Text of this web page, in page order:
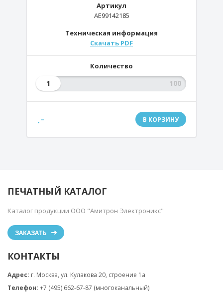
Артикул
AE99142185
Техническая информация
Скачать PDF
Количество
1
.- В КОРЗИНУ
ПЕЧАТНЫЙ КАТАЛОГ
Каталог продукции ООО "Амитрон Электроникс"
ЗАКАЗАТЬ
КОНТАКТЫ
Адрес: г. Москва, ул. Кулакова 20, строение 1a
Телефон: +7 (495) 662-67-87 (многоканальный)